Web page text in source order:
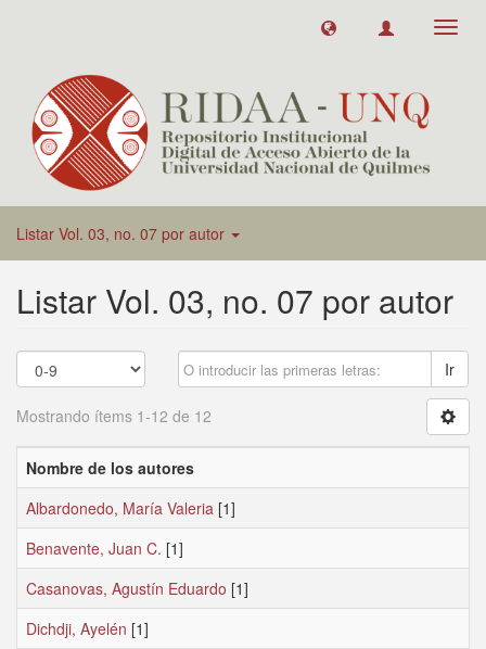
Listar Vol. 03, no. 07 por autor
Listar Vol. 03, no. 07 por autor
Ir
Mostrando ítems 1-12 de 12
Nombre de los autores
Albardonedo, María Valeria [1]
Benavente, Juan C. [1]
Casanovas, Agustín Eduardo [1]
Dichdji, Ayelén [1]